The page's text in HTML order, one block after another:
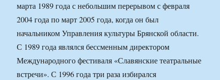
марта 1989 года с небольшим перерывом с февраля
2004 года по март 2005 года, когда он был
начальником Управления культуры Брянской области.
С 1989 года являлся бессменным директором
Международного фестиваля «Славянские театральные
встречи». С 1996 года три раза избирался